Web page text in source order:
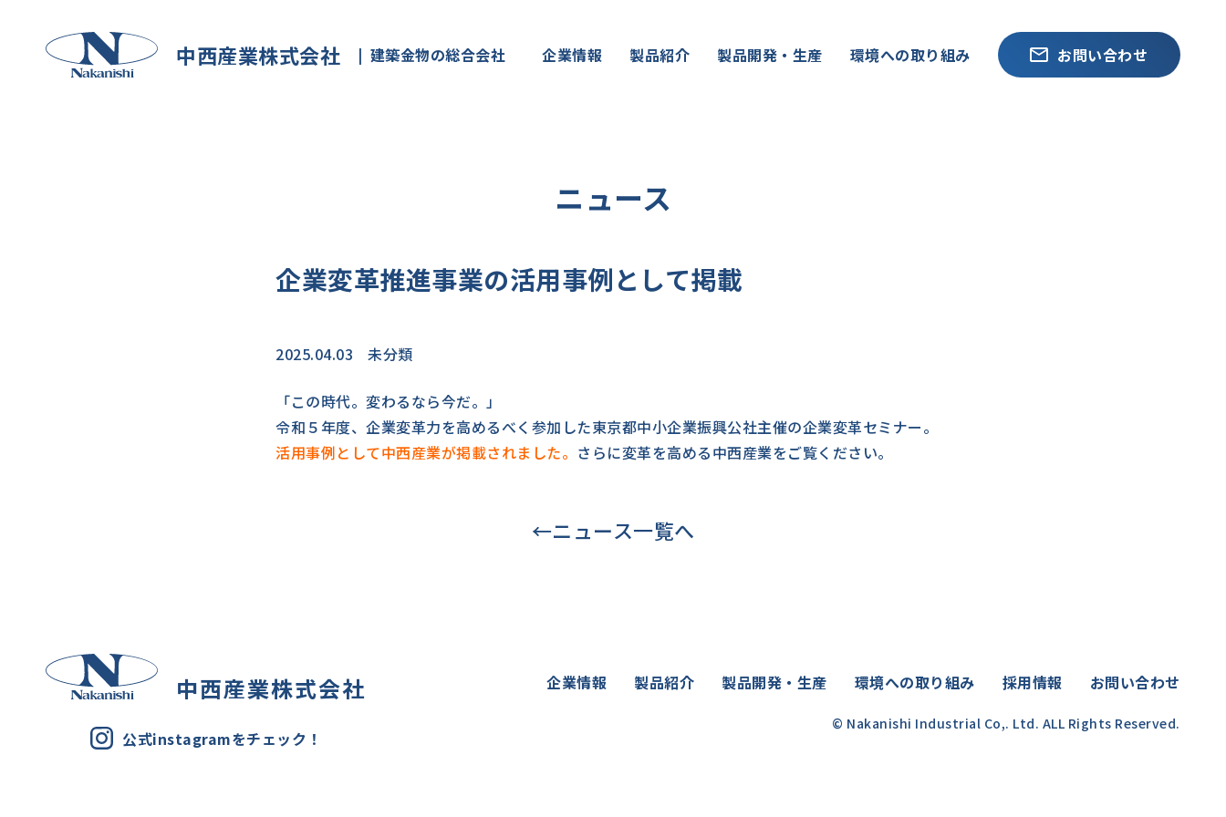
中西産業株式会社 建築金物の総合会社 企業情報 製品紹介 製品開発・生産 環境への取り組み お問い合わせ
ニュース
企業変革推進事業の活用事例として掲載
2025.04.03 未分類
「この時代。変わるなら今だ。」
令和５年度、企業変革力を高めるべく参加した東京都中小企業振興公社主催の企業変革セミナー。
活用事例として中西産業が掲載されました。 さらに変革を高める中西産業をご覧ください。
←ニュース一覧へ
中西産業株式会社
公式instagramをチェック！
企業情報 製品紹介 製品開発・生産 環境への取り組み 採用情報 お問い合わせ
© Nakanishi Industrial Co,. Ltd. ALL Rights Reserved.